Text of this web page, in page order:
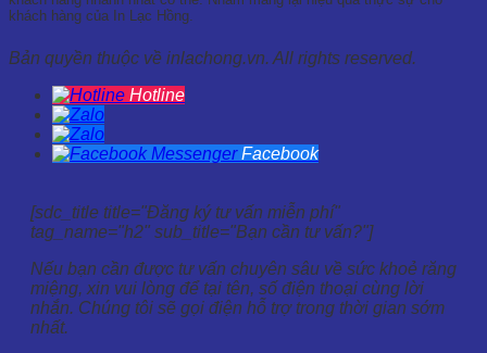
khách hàng của In Lạc Hồng.
Bản quyền thuộc về inlachong.vn. All rights reserved.
Hotline
Facebook
[sdc_title title="Đăng ký tư vấn miễn phí"
tag_name="h2" sub_title="Bạn cần tư vấn?"]
Nếu bạn cần được tư vấn chuyên sâu về sức khoẻ răng
miệng, xin vui lòng để tại tên, số điện thoại cùng lời
nhắn. Chúng tôi sẽ gọi điện hỗ trợ trong thời gian sớm
nhất.